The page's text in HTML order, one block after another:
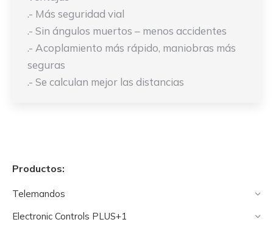
.- Más seguridad vial
.- Sin ángulos muertos – menos accidentes
.- Acoplamiento más rápido, maniobras más
seguras
.- Se calculan mejor las distancias
Productos:
Telemandos
Electronic Controls PLUS+1